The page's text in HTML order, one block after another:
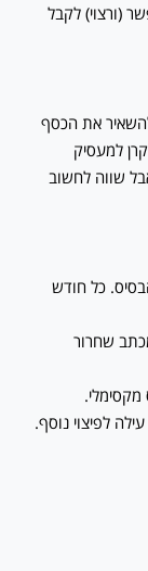
(ורצוי) לקבל
נעלמת. יש לך שלוש אפשרויות: (1) להשאיר את הכסף
את הקרן למעסיק
אבל שווה לחשוב
כל חודש
שחרור
מקסימלי.
לפיצוי נוסף.